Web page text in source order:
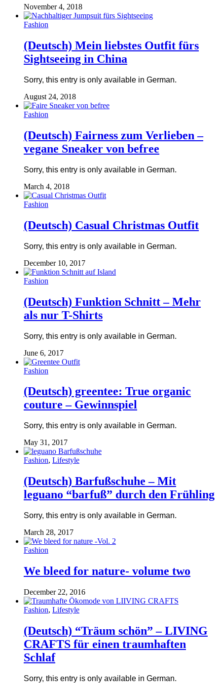
November 4, 2018
Fashion
(Deutsch) Mein liebstes Outfit fürs
Sightseeing in China
Sorry, this entry is only available in German.
August 24, 2018
Fashion
(Deutsch) Fairness zum Verlieben –
vegane Sneaker von befree
Sorry, this entry is only available in German.
March 4, 2018
Fashion
(Deutsch) Casual Christmas Outfit
Sorry, this entry is only available in German.
December 10, 2017
Fashion
(Deutsch) Funktion Schnitt – Mehr
als nur T-Shirts
Sorry, this entry is only available in German.
June 6, 2017
Fashion
(Deutsch) greentee: True organic
couture – Gewinnspiel
Sorry, this entry is only available in German.
May 31, 2017
Fashion, Lifestyle
(Deutsch) Barfußschuhe – Mit
leguano “barfuß” durch den Frühling
Sorry, this entry is only available in German.
March 28, 2017
Fashion
We bleed for nature- volume two
December 22, 2016
Fashion, Lifestyle
(Deutsch) “Träum schön” – LIVING
CRAFTS für einen traumhaften
Schlaf
Sorry, this entry is only available in German.